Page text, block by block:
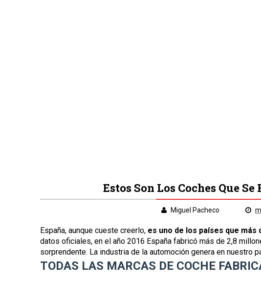
Estos Son Los Coches Que
Miguel Pacheco
España, aunque cueste creerlo, es uno de los países que
datos oficiales, en el año 2016 España fabricó más de 2,8
sorprendente. La industria de la automoción genera en nuestro
TODAS LAS MARCAS DE COCHE